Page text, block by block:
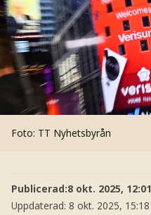
Foto: TT Nyhetsbyrån
Publicerad:8 okt. 2025, 12:01
Uppdaterad: 8 okt. 2025, 15:18